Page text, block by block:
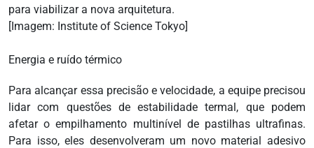
para viabilizar a nova arquitetura.
[Imagem: Institute of Science Tokyo]
Energia e ruído térmico
Para alcançar essa precisão e velocidade, a equipe precisou
lidar com questões de estabilidade termal, que podem
afetar o empilhamento multinível de pastilhas ultrafinas.
Para isso, eles desenvolveram um novo material adesivo